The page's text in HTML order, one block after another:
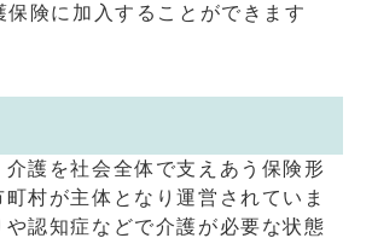
保険に加入することができます
介護を社会全体で支えあう保険形
村が主体となり運営されていま
や認知症などで介護が必要な状態